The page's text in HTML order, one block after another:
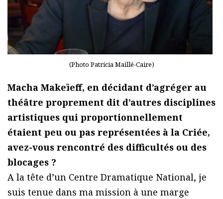
(Photo Patricia Maillé-Caire)
Macha Makeïeff, en décidant d’agréger au
théâtre proprement dit d’autres disciplines
artistiques qui proportionnellement
étaient peu ou pas représentées à la Criée,
avez-vous rencontré des difficultés ou des
blocages ?
A la tête d’un Centre Dramatique National, je
suis tenue dans ma mission à une marge